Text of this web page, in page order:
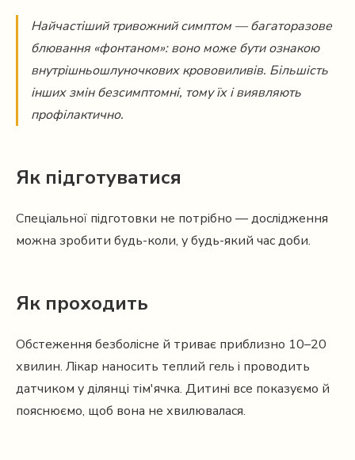
Найчастіший тривожний симптом — багаторазове
блювання «фонтаном»: воно може бути ознакою
внутрішньошлуночкових крововиливів. Більшість
інших змін безсимптомні, тому їх і виявляють
профілактично.
Як підготуватися
Спеціальної підготовки не потрібно — дослідження
можна зробити будь-коли, у будь-який час доби.
Як проходить
Обстеження безболісне й триває приблизно 10–20
хвилин. Лікар наносить теплий гель і проводить
датчиком у ділянці тім'ячка. Дитині все показуємо й
пояснюємо, щоб вона не хвилювалася.